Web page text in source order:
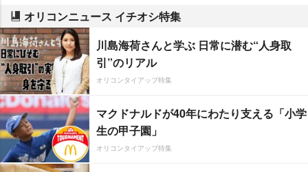
オリコンニュース イチオシ特集
川島海荷さんと学ぶ 日常に潜む“人身取
引”のリアル
オリコンタイアップ特集
マクドナルドが40年にわたり支える「小学
生の甲子園」
オリコンタイアップ特集